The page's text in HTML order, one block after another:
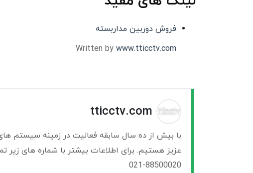
فروش دوربین مداربسته
Written by www.tticctv.com
tticctv.com
با بیش از ده سال سابقه فعالیت در زمینه سیستم
عزیز هستیم. برای اطلاعات بیشتر با شماره های زیر
021-88500020